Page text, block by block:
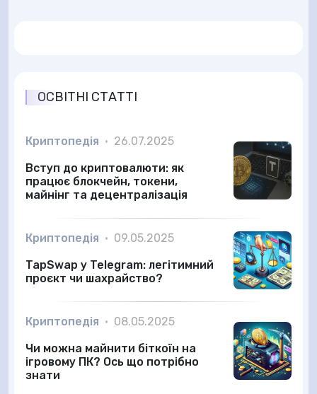
ОСВІТНІ СТАТТІ
Криптопедія • 26.07.2025
Вступ до криптовалюти: як
працює блокчейн, токени,
майнінг та децентралізація
Криптопедія • 09.05.2025
TapSwap у Telegram: легітимний
проєкт чи шахрайство?
Криптопедія • 08.05.2025
Чи можна майнити біткоїн на
ігровому ПК? Ось що потрібно
знати